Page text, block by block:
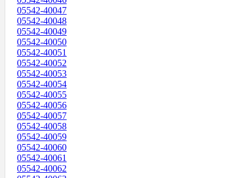
05542-40047
05542-40048
05542-40049
05542-40050
05542-40051
05542-40052
05542-40053
05542-40054
05542-40055
05542-40056
05542-40057
05542-40058
05542-40059
05542-40060
05542-40061
05542-40062